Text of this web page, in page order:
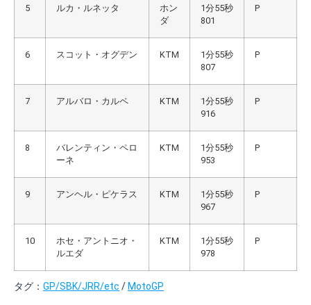
5 ルカ・ルネッタ
ホン
ダ
1分55秒
801
P
6 スコット・オグデン KTM
1分55秒
807
P
7 アルバロ・カルペ KTM
1分55秒
916
P
8
バレンティン・ペロ
ーネ
KTM
1分55秒
953
P
9 アンヘル・ピケラス KTM
1分55秒
967
P
10
ホセ・アントニオ・
ルエダ
KTM
1分55秒
978
P
タグ： GP/SBK/JRR/etc / MotoGP